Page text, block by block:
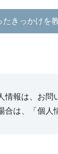
きっかけを
情報は、お問
合は、「個人